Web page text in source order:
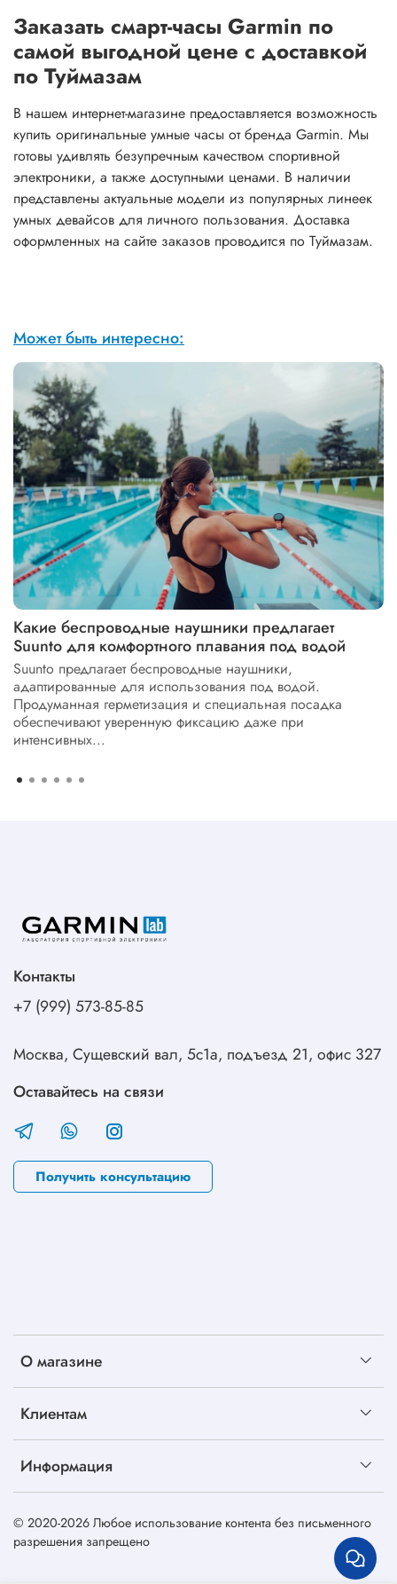
Заказать смарт-часы Garmin по
самой выгодной цене с доставкой
по Туймазам
В нашем интернет-магазине предоставляется возможность
купить оригинальные умные часы от бренда Garmin. Мы
готовы удивлять безупречным качеством спортивной
электроники, а также доступными ценами. В наличии
представлены актуальные модели из популярных линеек
умных девайсов для личного пользования. Доставка
оформленных на сайте заказов проводится по Туймазам.
Может быть интересно:
Какие беспроводные наушники предлагает
Suunto для комфортного плавания под водой
Suunto предлагает беспроводные наушники,
адаптированные для использования под водой.
Продуманная герметизация и специальная посадка
обеспечивают уверенную фиксацию даже при
интенсивных...
О магазине
Клиентам
Информация
Контакты
+7 (999) 573-85-85
Москва, Сущевский вал, 5с1а, подъезд 21, офис 327
Оставайтесь на связи
Получить консультацию
© 2020-2026 Любое использование контента без письменного
разрешения запрещено